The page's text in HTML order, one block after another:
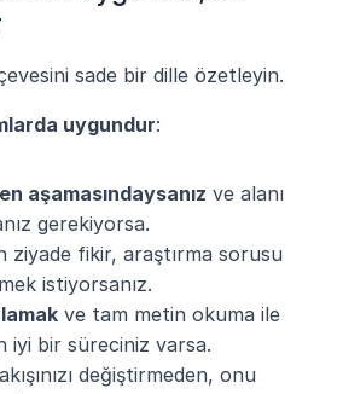
sade bir dille özetleyin.
uygundur:
aşamasındaysanız ve alanı
gerekiyorsa.
ziyade fikir, araştırma sorusu
istiyorsanız.
ve tam metin okuma ile
iyi bir süreciniz varsa.
değiştirmeden, onu